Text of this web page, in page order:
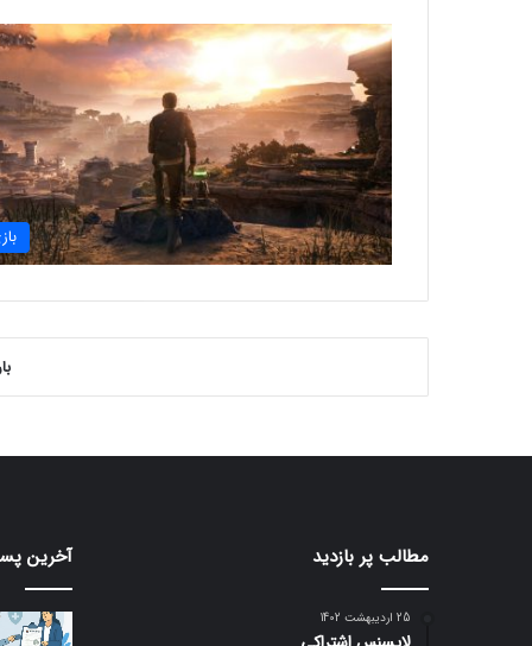
مطالب پر بازدید
25 اردیبهشت 1402
آخرین